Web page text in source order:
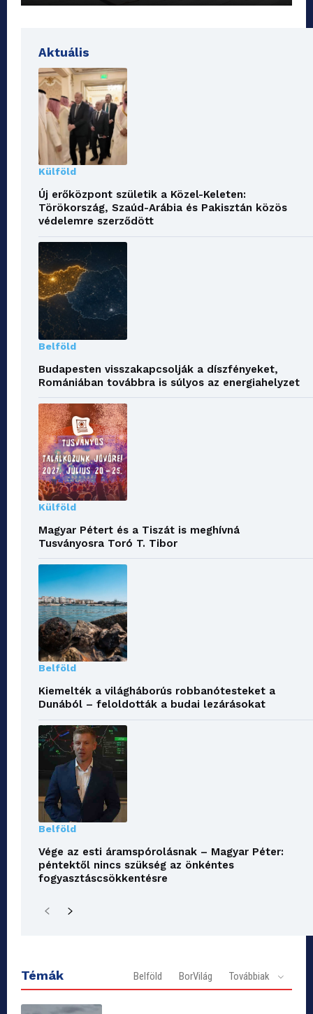
Aktuális
Külföld
Új erőközpont születik a Közel-Keleten:
Törökország, Szaúd-Arábia és Pakisztán közös
védelemre szerződött
Belföld
Budapesten visszakapcsolják a díszfényeket,
Romániában továbbra is súlyos az energiahelyzet
Külföld
Magyar Pétert és a Tiszát is meghívná
Tusványosra Toró T. Tibor
Belföld
Kiemelték a világháborús robbanótesteket a
Dunából – feloldották a budai lezárásokat
Belföld
Vége az esti áramspórolásnak – Magyar Péter:
péntektől nincs szükség az önkéntes
fogyasztáscsökkentésre
Témák Belföld BorVilág Továbbiak